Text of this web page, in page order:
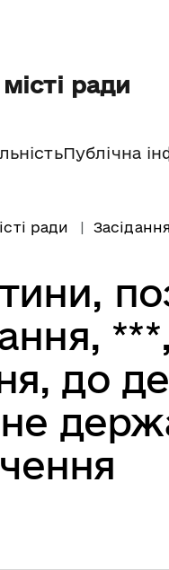
ради
Публічна
ради
до